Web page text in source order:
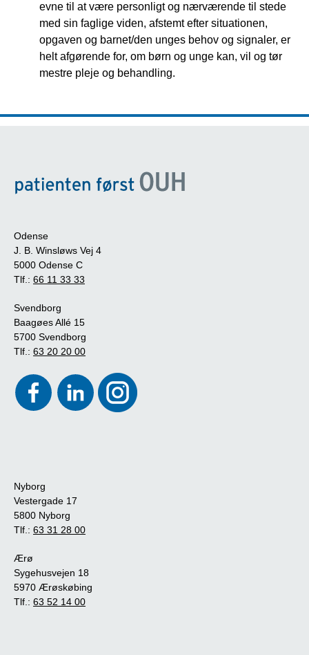
evne til at være personligt og nærværende til stede
med sin faglige viden, afstemt efter situationen,
opgaven og barnet/den unges behov og signaler, er
helt afgørende for, om børn og unge kan, vil og tør
mestre pleje og behandling.
Odense
J. B. Winsløws Vej 4
5000 Odense C
Tlf.: 66 11 33 33
Svendborg
Baagøes Allé 15
5700 Svendborg
Tlf.: 63 20 20 00
Nyborg
Vestergade 17
5800 Nyborg
Tlf.: 63 31 28 00
Ærø
Sygehusvejen 18
5970 Ærøskøbing
Tlf.: 63 52 14 00